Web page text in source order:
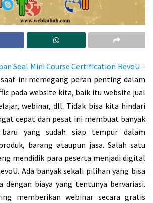
Soal Mini Course Certification RevoU –
ini memegang peran penting dalam
pada website kita, baik itu website jual
webinar, dll. Tidak bisa kita hindari
cepat dan pesat ini membuat banyak
yang sudah siap tempur dalam
barang ataupun jasa. Salah satu
mendidik para peserta menjadi digital
Ada banyak sekali pilihan yang bisa
dengan biaya yang tentunya bervariasi.
memberikan webinar secara gratis